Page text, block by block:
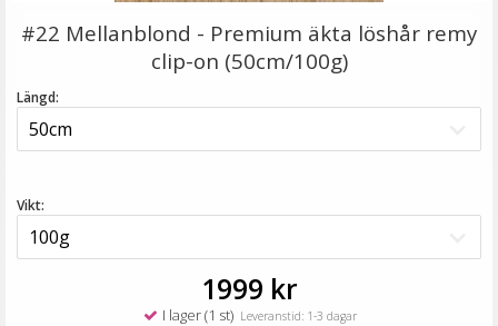
#22 Mellanblond - Premium äkta löshår remy
clip-on (50cm/100g)
Längd:
Vikt:
1999 kr
I lager (1 st) Leveranstid: 1-3 dagar